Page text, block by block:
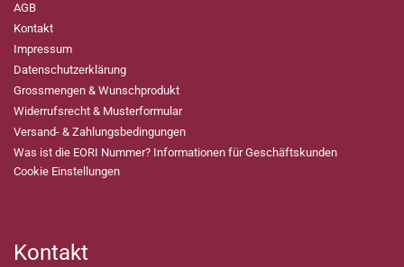
AGB
Kontakt
Impressum
Datenschutzerklärung
Grossmengen & Wunschprodukt
Widerrufsrecht & Musterformular
Versand- & Zahlungsbedingungen
Was ist die EORI Nummer? Informationen für Geschäftskunden
Cookie Einstellungen
Kontakt